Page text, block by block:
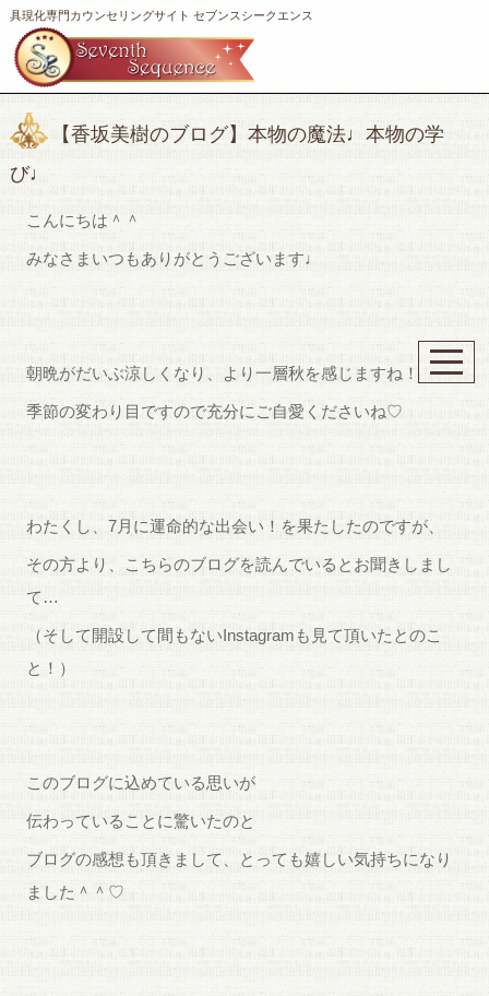
具現化専門カウンセリングサイト セブンスシークエンス
【香坂美樹のブログ】本物の魔法♩本物の学
び♩
こんにちは＾＾
みなさまいつもありがとうございます♩
朝晩がだいぶ涼しくなり、より一層秋を感じますね！
季節の変わり目ですので充分にご自愛くださいね♡
わたくし、7月に運命的な出会い！を果たしたのですが、
その方より、こちらのブログを読んでいるとお聞きしまし
て…
（そして開設して間もないInstagramも見て頂いたとのこ
と！）
このブログに込めている思いが
伝わっていることに驚いたのと
ブログの感想も頂きまして、とっても嬉しい気持ちになり
ました＾＾♡